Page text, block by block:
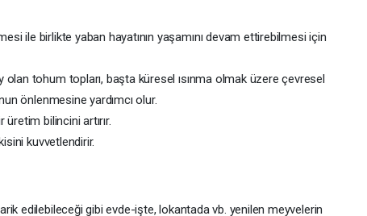
ile birlikte yaban hayatının yaşamını devam ettirebilmesi için
olan tohum topları, başta küresel ısınma olmak üzere çevresel
önlenmesine yardımcı olur.
bilincini artırır.
kuvvetlendirir.
edilebileceği gibi evde-işte, lokantada vb. yenilen meyvelerin